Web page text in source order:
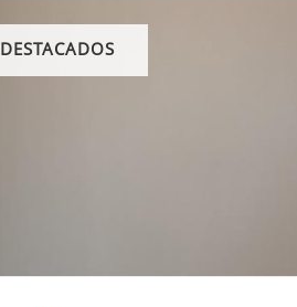
DESTACADOS